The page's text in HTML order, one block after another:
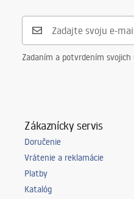
Zadaním a potvrdením
Zákaznícky servis
Doručenie
Vrátenie a reklamácie
Platby
Katalóg